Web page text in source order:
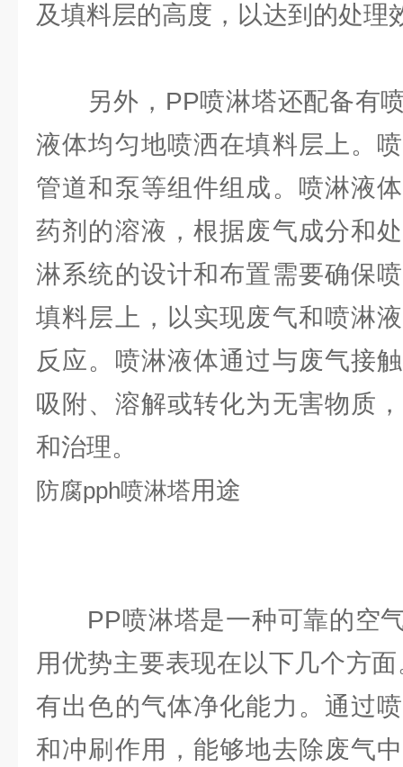
及填料层的高度，以达到的处理
另外，PP喷淋塔还配备有喷
液体均匀地喷洒在填料层上。
管道和泵等组件组成。喷淋液
药剂的溶液，根据废气成分和
淋系统的设计和布置需要确保
填料层上，以实现废气和喷淋
反应。喷淋液体通过与废气接
吸附、溶解或转化为无害物质
和治理。
防腐pph喷淋塔用途
PP喷淋塔是一种可靠的空气
用优势主要表现在以下几个方
有出色的气体净化能力。通过
和冲刷作用，能够地去除废气